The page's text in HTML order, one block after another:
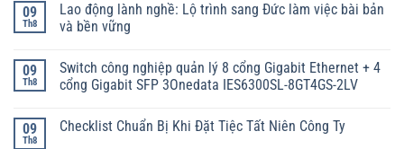
09
Th8
Lao động lành nghề: Lộ trình sang Đức làm việc bài bản
và bền vững
09
Th8
Switch công nghiệp quản lý 8 cổng Gigabit Ethernet + 4
cổng Gigabit SFP 3Onedata IES6300SL-8GT4GS-2LV
09
Th8
Checklist Chuẩn Bị Khi Đặt Tiệc Tất Niên Công Ty